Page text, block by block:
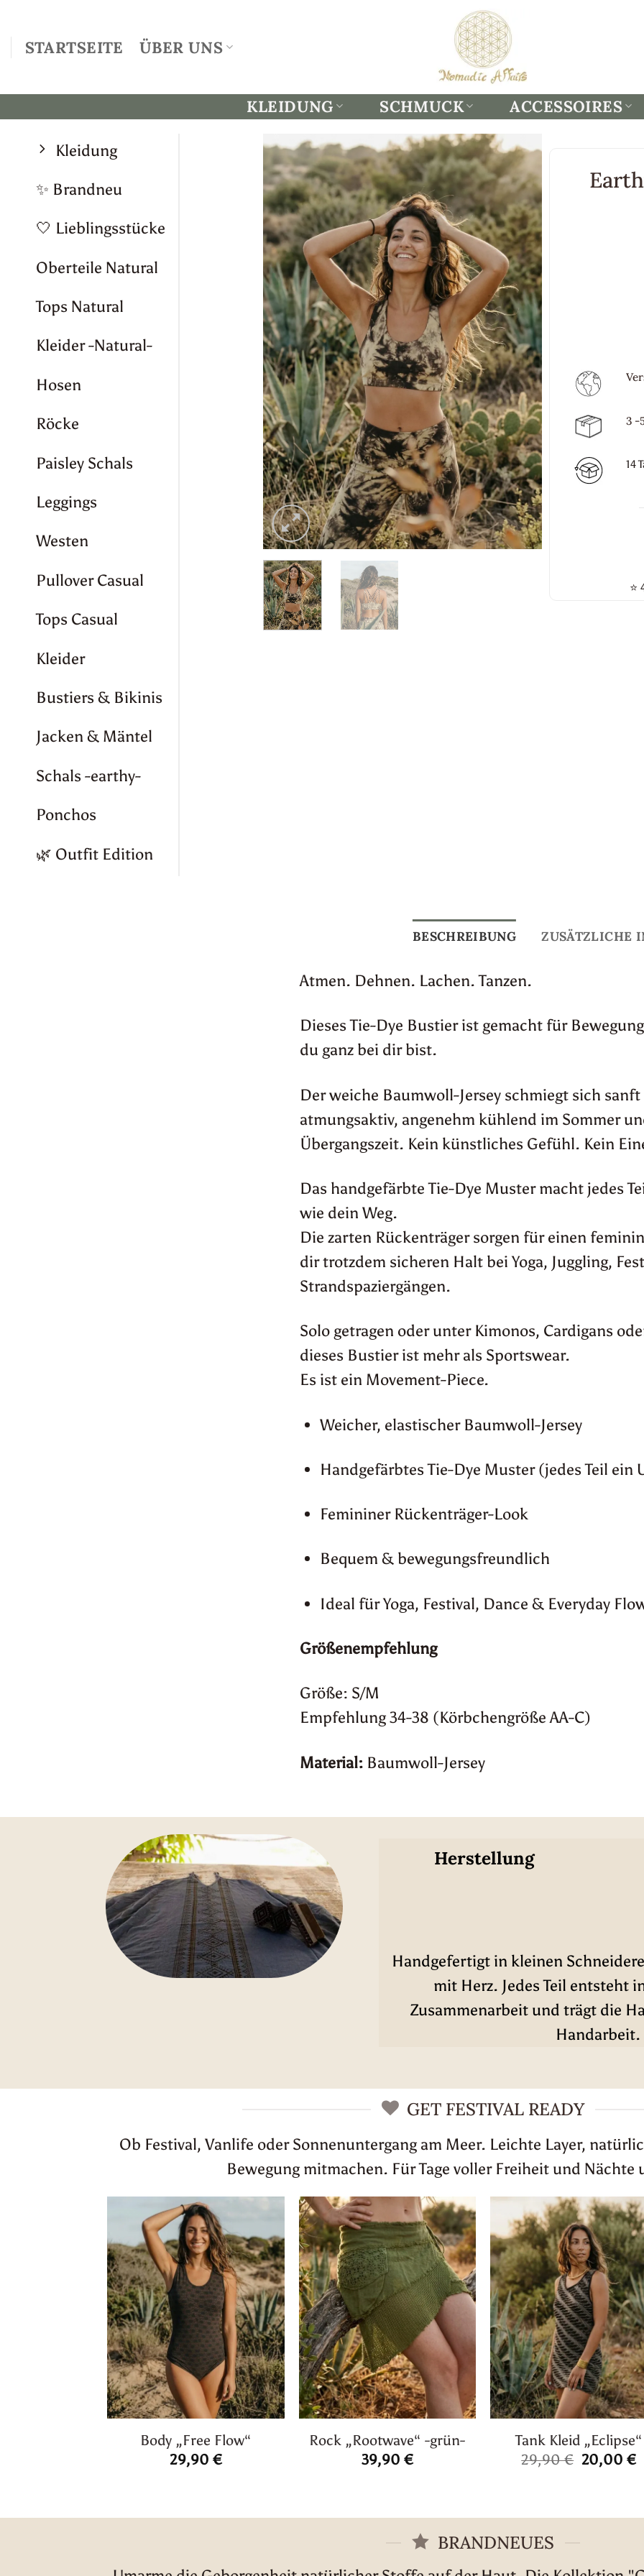
Inhalt
springen
STARTSEITE ÜBER UNS
KLEIDUNG SCHMUCK ACCESSOIRES
Kleidung
✨ Brandneu
🤍 Lieblingsstücke
Oberteile Natural
Tops Natural
Kleider -Natural-
Hosen
Röcke
Paisley Schals
Leggings
Westen
Pullover Casual
Tops Casual
Kleider
Bustiers & Bikinis
Jacken & Mäntel
Schals -earthy-
Ponchos
🌿 Outfit Edition
3 -
14
⭐
BESCHREIBUNG ZUSÄTZLICHE
Atmen. Dehnen. Lachen. Tanzen.
Dieses Tie-Dye Bustier ist gemacht für
du ganz bei dir bist.
Der weiche Baumwoll-Jersey schmiegt sich
atmungsaktiv, angenehm kühlend im Sommer
Übergangszeit. Kein künstliches Gefühl. Kein
Das handgefärbte Tie-Dye Muster macht jedes
wie dein Weg.
Die zarten Rückenträger sorgen für einen
dir trotzdem sicheren Halt bei Yoga, Juggling,
Strandspaziergängen.
Solo getragen oder unter Kimonos, Cardigans
dieses Bustier ist mehr als Sportswear.
Es ist ein Movement-Piece.
Weicher, elastischer Baumwoll-Jersey
Handgefärbtes Tie-Dye Muster (jedes Teil ein
Femininer Rückenträger-Look
Bequem & bewegungsfreundlich
Ideal für Yoga, Festival, Dance & Everyday
Größenempfehlung
Größe: S/M
Empfehlung 34-38 (Körbchengröße AA-C)
Material: Baumwoll-Jersey
Herstellung
Handgefertigt in kleinen
mit Herz. Jedes Teil entsteht
Zusammenarbeit und trägt die
Handarbeit.
GET FESTIVAL READY
Ob Festival, Vanlife oder Sonnenuntergang am Meer. Leichte Layer,
Bewegung mitmachen. Für Tage voller Freiheit und Nächte
Body „Free Flow“
29,90€
Rock „Rootwave“ -grün-
39,90 €
Tank Kleid „Eclipse“
29,90€
Preis
20,00€
BRANDNEUES